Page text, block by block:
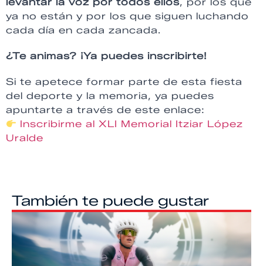
ya no están y por los que siguen luchando
cada día en cada zancada.
¿Te animas? ¡Ya puedes inscribirte!
Si te apetece formar parte de esta fiesta
del deporte y la memoria, ya puedes
apuntarte a través de este enlace:
Inscribirme al XLI Memorial Itziar López
Uralde
También te puede gustar